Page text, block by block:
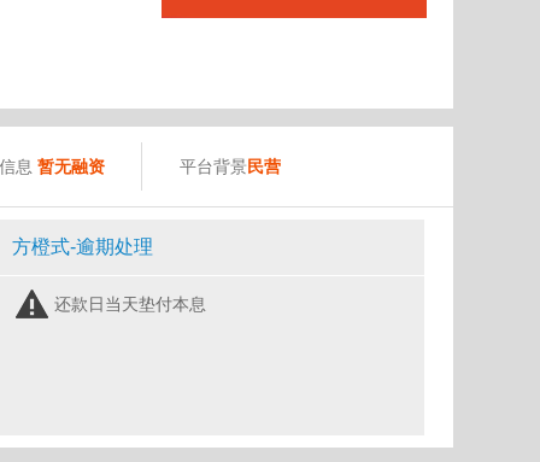
息 暂无融资 平台背景民营
方橙式-逾期处理
还款日当天垫付本息